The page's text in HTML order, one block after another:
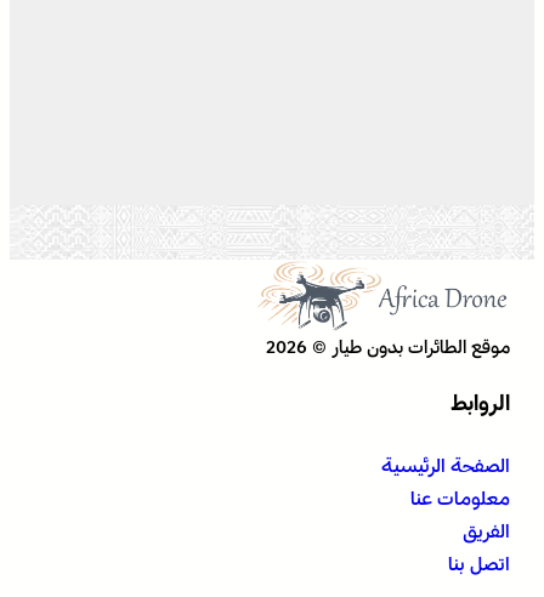
موقع الطائرات بدون طيار © 2026
الروابط
الصفحة الرئيسية
معلومات عنا
الفريق
اتصل بنا